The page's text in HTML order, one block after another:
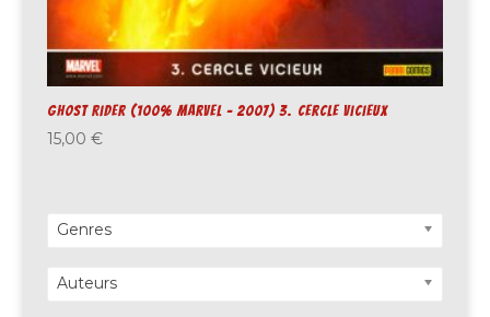
Ghost Rider (100% Marvel – 2007) 3. Cercle vicieux
15,00 €
Genres
Auteurs